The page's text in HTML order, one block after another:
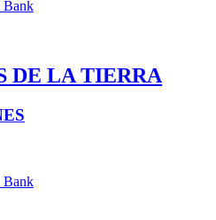
DE LA TIERRA